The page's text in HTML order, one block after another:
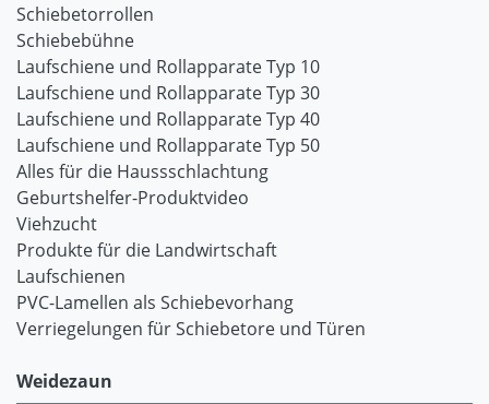
Schiebetorrollen
Schiebebühne
Laufschiene und Rollapparate Typ 10
Laufschiene und Rollapparate Typ 30
Laufschiene und Rollapparate Typ 40
Laufschiene und Rollapparate Typ 50
Alles für die Haussschlachtung
Geburtshelfer-Produktvideo
Viehzucht
Produkte für die Landwirtschaft
Laufschienen
PVC-Lamellen als Schiebevorhang
Verriegelungen für Schiebetore und Türen
Weidezaun